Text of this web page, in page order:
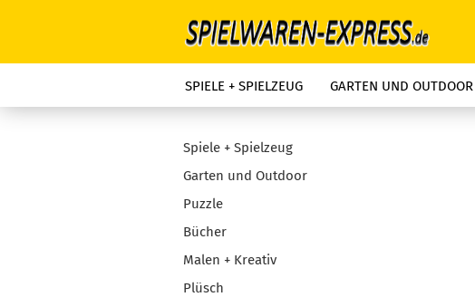
SPIELE + SPIELZEUG GARTEN UND OUTDOOR
Spiele + Spielzeug
Garten und Outdoor
Puzzle
Bücher
Malen + Kreativ
Plüsch